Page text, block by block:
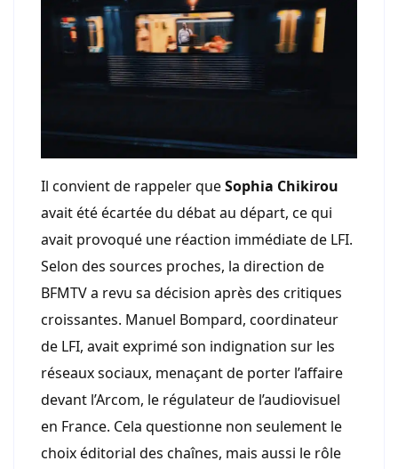
Il convient de rappeler queSophia Chikirou
avait été écartée du débat au départ, ce qui
avait provoqué une réaction immédiate de LFI.
Selon des sources proches, la direction de
BFMTV a revu sa décision après des critiques
croissantes. Manuel Bompard, coordinateur
de LFI, avait exprimé son indignation sur les
réseaux sociaux, menaçant de porter l’affaire
devant l’Arcom, le régulateur de l’audiovisuel
en France. Cela questionne non seulement le
choix éditorial des chaînes, mais aussi le rôle